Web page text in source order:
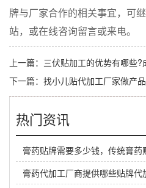
牌与厂家合作的相关事宜，可
站，或在线咨询留言或来电。
上一篇： 三伏贴加工的优势有哪些?
下一篇： 找小儿贴代加工厂家做产
热门资讯
膏药贴牌需要多少钱，传统膏
膏药代加工厂商提供哪些贴牌代